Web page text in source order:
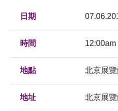
日期
時間 12:00am
地點 北京展
地址 北京展